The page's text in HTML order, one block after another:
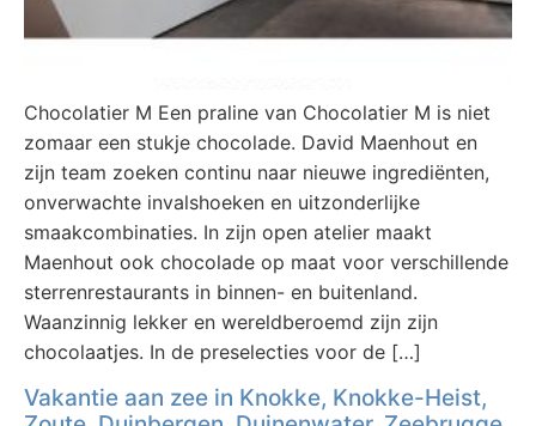
Chocolatier M Een praline van Chocolatier M is niet
zomaar een stukje chocolade. David Maenhout en
zijn team zoeken continu naar nieuwe ingrediënten,
onverwachte invalshoeken en uitzonderlijke
smaakcombinaties. In zijn open atelier maakt
Maenhout ook chocolade op maat voor verschillende
sterrenrestaurants in binnen- en buitenland.
Waanzinnig lekker en wereldberoemd zijn zijn
chocolaatjes. In de preselecties voor de […]
Vakantie aan zee in Knokke, Knokke-Heist,